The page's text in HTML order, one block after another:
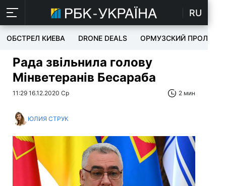
RU
ОБСТРЕЛ КИЕВА DRONE DEALS ОРМУЗСКИЙ ПРОЛИВ
Рада звільнила голову
Мінветеранів Бесараба
11:29 16.12.2020 Ср 2 мин
ЮЛИЯ СТРУК